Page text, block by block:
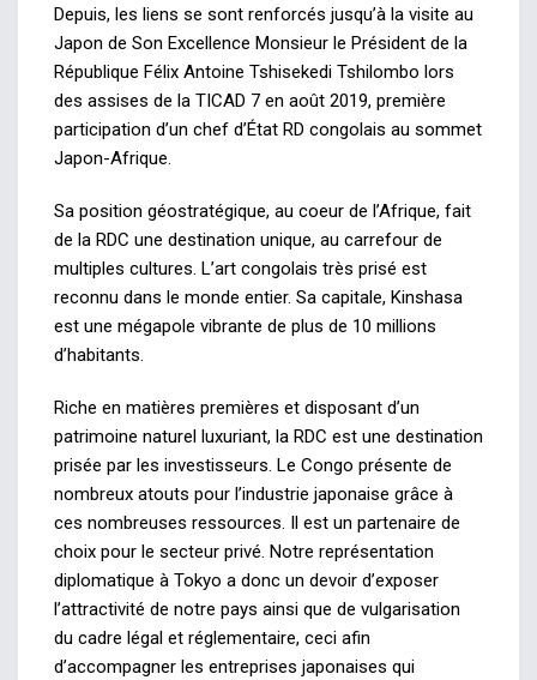
Depuis, les liens se sont renforcés jusqu’à la visite au
Japon de Son Excellence Monsieur le Président de la
République Félix Antoine Tshisekedi Tshilombo lors
des assises de la TICAD 7 en août 2019, première
participation d’un chef d’État RD congolais au sommet
Japon-Afrique.
Sa position géostratégique, au coeur de l’Afrique, fait
de la RDC une destination unique, au carrefour de
multiples cultures. L’art congolais très prisé est
reconnu dans le monde entier. Sa capitale, Kinshasa
est une mégapole vibrante de plus de 10 millions
d’habitants.
Riche en matières premières et disposant d’un
patrimoine naturel luxuriant, la RDC est une destination
prisée par les investisseurs. Le Congo présente de
nombreux atouts pour l’industrie japonaise grâce à
ces nombreuses ressources. Il est un partenaire de
choix pour le secteur privé. Notre représentation
diplomatique à Tokyo a donc un devoir d’exposer
l’attractivité de notre pays ainsi que de vulgarisation
du cadre légal et réglementaire, ceci afin
d’accompagner les entreprises japonaises qui